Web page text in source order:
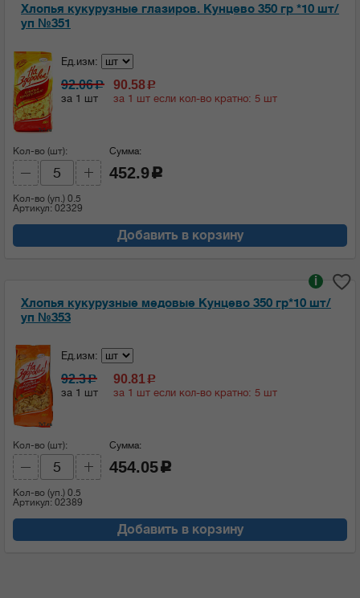
Хлопья кукурузные глазиров. Кунцево 350 гр *10 шт/
уп №351
Ед.изм:
92.06c
за 1 шт
90.58c
за 1 шт если кол-во кратно: 5 шт
Кол-во (шт):
Кол-во (уп.) 0.5
Артикул: 02329
Сумма:
452.9 c
Добавить в корзину
Хлопья кукурузные медовые Кунцево 350 гр*10 шт/
уп №353
i
Ед.изм:
92.3c
за 1 шт
90.81c
за 1 шт если кол-во кратно: 5 шт
Кол-во (шт):
Кол-во (уп.) 0.5
Артикул: 02389
Сумма:
454.05 c
Добавить в корзину